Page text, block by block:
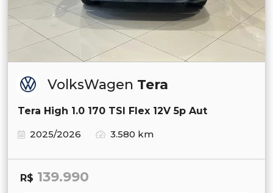
VolksWagen Tera
Tera High 1.0 170 TSI Flex 12V 5p Aut
2025/2026
3.580 km
R$ 139.990